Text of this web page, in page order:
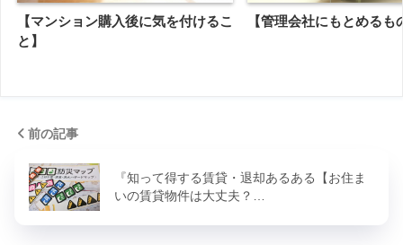
【マンション購入後に気を付けるこ
と】
【管理会社にもとめるも
前の記事
『知って得する賃貸・退却あるある【お住ま
いの賃貸物件は大丈夫？…